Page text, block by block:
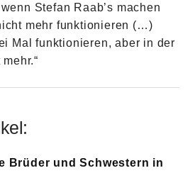
Stefan Raab’s machen
mehr funktionieren (…)
Mal funktionieren, aber in der
Brüder und Schwestern in